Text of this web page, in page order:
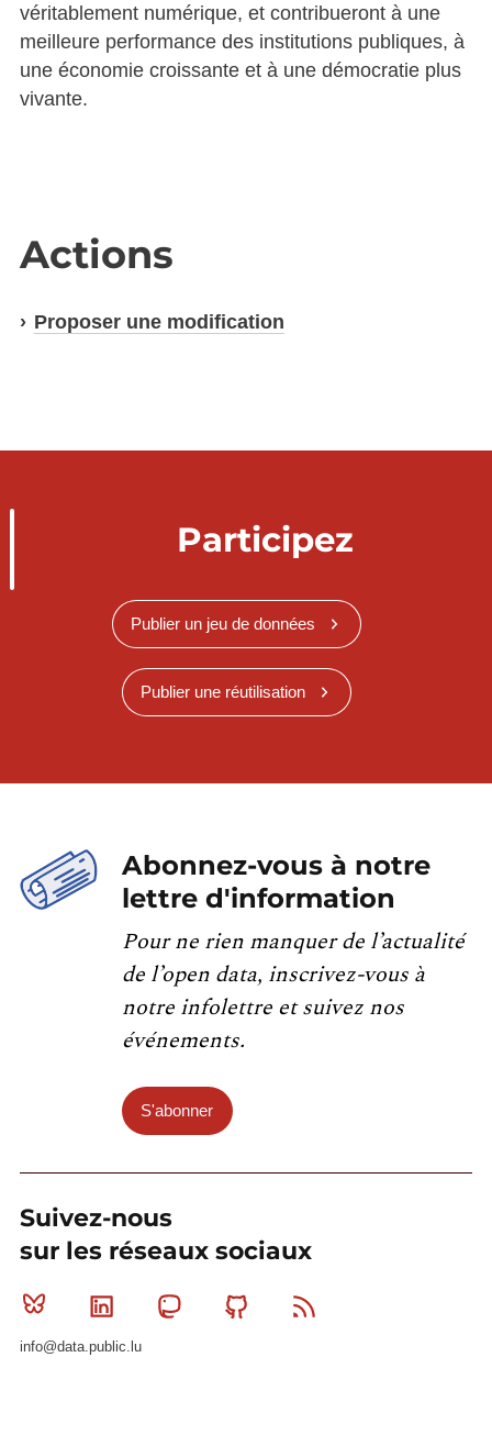
véritablement numérique, et contribueront à une
meilleure performance des institutions publiques, à
une économie croissante et à une démocratie plus
vivante.
Actions
Proposer une modification
Participez
Publier un jeu de données
Publier une réutilisation
Abonnez-vous à notre
lettre d'information
Pour ne rien manquer de l’actualité
de l’open data, inscrivez-vous à
notre infolettre et suivez nos
événements.
S'abonner
Suivez-nous
sur les réseaux sociaux
Bluesky Linkedin MastodonGithub
info@data.public.lu